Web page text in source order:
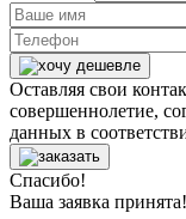
Оставляя свои
совершеннолетие,
данных в
Спасибо!
Ваша заявка принята!